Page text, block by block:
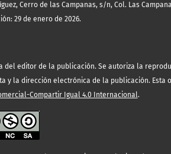
Cerro de las Campanas, s/n, Col. Las
29 de enero de 2026.
editor de la publicación. Se autoriza la
y la dirección electrónica de la publicación. Esta
Compartir Igual 4.0 Internacional.